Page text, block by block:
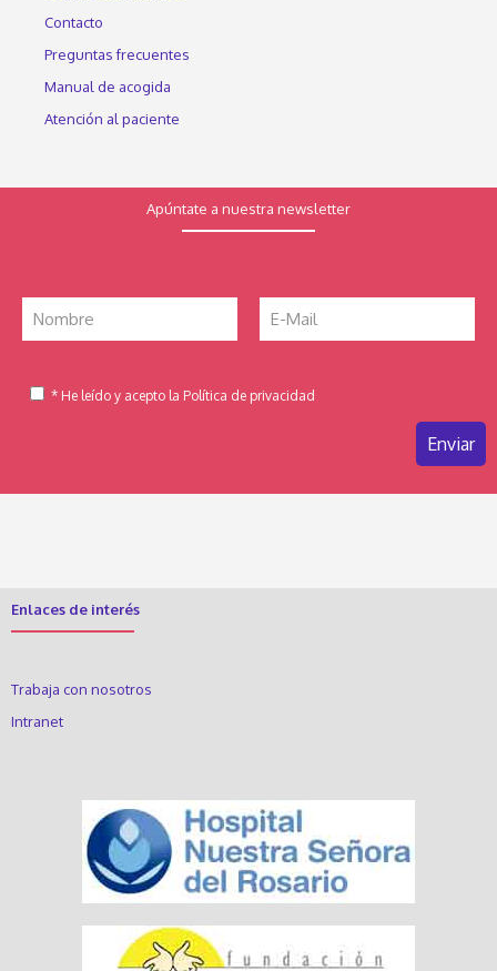
Contacto
Preguntas frecuentes
Manual de acogida
Atención al paciente
Apúntate a nuestra newsletter
* He leído y acepto la Política de privacidad
Enlaces de interés
Trabaja con nosotros
Intranet